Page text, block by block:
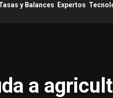
y Balances Expertos
a